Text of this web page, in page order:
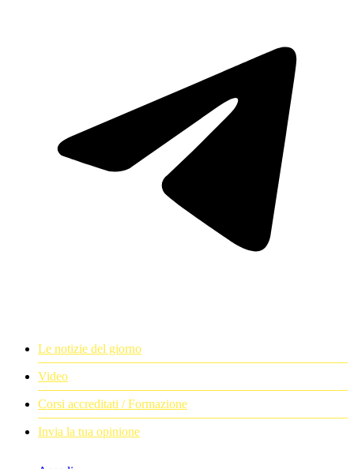
Le notizie del giorno
Video
Corsi accreditati / Formazione
Invia la tua opinione